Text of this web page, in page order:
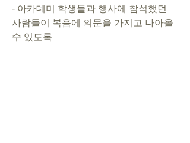
- 아카데미 학생들과 행사에 참석했던
사람들이 복음에 의문을 가지고 나아올
수 있도록